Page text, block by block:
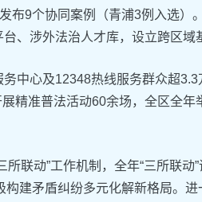
布9个协同案例（青浦3例入选）
、涉外法治人才库，设立跨区域
中心及12348热线服务群众超3.3
精准普法活动60余场，全区全
所联动”工作机制，全年“三所联
建矛盾纠纷多元化解新格局。进